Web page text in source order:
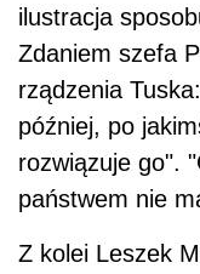
ilustracja
Zdaniem szefa
rządzenia
później, po
rozwiązuje go".
państwem nie
Z kolei Leszek